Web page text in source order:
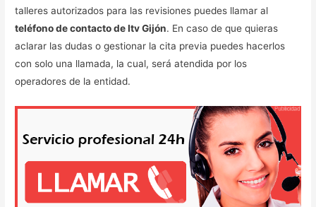
talleres autorizados para las revisiones puedes llamar al
teléfono de contacto de Itv Gijón. En caso de que quieras
aclarar las dudas o gestionar la cita previa puedes hacerlos
con solo una llamada, la cual, será atendida por los
operadores de la entidad.